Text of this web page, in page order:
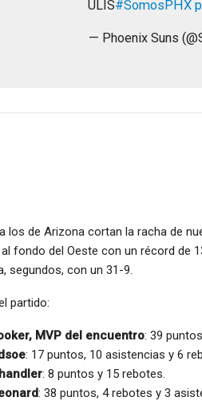
ULIS#SomosPHX
— Phoenix Suns
los de Arizona cortan la racha de
fondo del Oeste con un récord de
segundos, con un 31-9.
partido:
MVP del encuentro: 39
: 17 puntos, 10 asistencias y 6
: 8 puntos y 15 rebotes.
: 38 puntos, 4 rebotes y 3